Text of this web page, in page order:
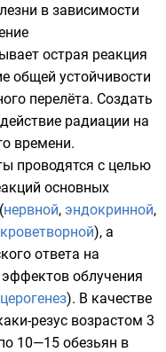
в зависимости
острая реакция
общей устойчивости
перелёта. Создать
радиации на
времени.
проводятся с целью
основных
нервной, эндокринной,
кроветворной), а
ответа на
облучения
). В качестве
резус возрастом 3
10—15 обезьян в